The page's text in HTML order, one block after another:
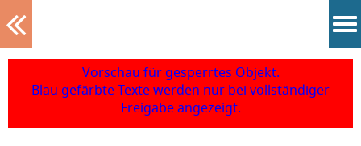
Vorschau für gesperrtes Objekt.
Blau gefärbte Texte werden nur bei vollständiger
Freigabe angezeigt.